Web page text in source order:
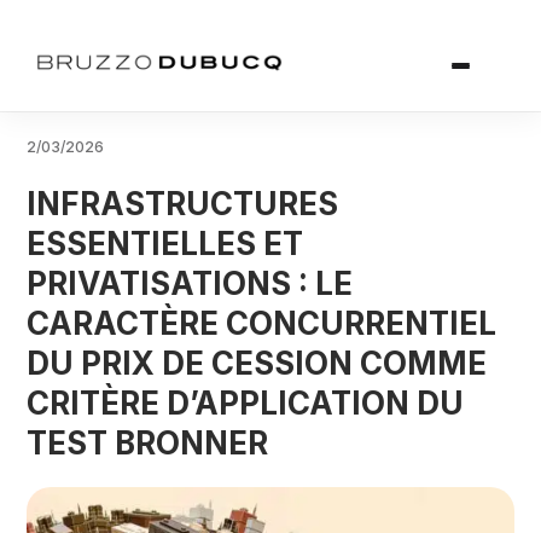
2/03/2026
INFRASTRUCTURES
ESSENTIELLES ET
PRIVATISATIONS : LE
CARACTÈRE CONCURRENTIEL
DU PRIX DE CESSION COMME
CRITÈRE D’APPLICATION DU
TEST BRONNER